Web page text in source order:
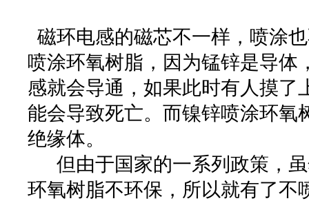
磁环电感的磁芯不一样，喷涂
喷涂环氧树脂，因为锰锌是导体
感就会导通，如果此时有人摸了
能会导致死亡。而镍锌喷涂环氧
绝缘体。
但由于国家的一系列政策，虽
环氧树脂不环保，所以就有了不